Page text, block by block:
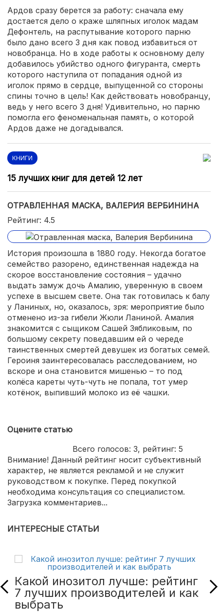
Ардов сразу берется за работу: сначала ему
достается дело о краже шляпных иголок мадам
Дефонтель, на распутывание которого парню
было дано всего 3 дня как повод избавиться от
новобранца. Но в ходе работы к основному делу
добавилось убийство одного фигуранта, смерть
которого наступила от попадания одной из
иголок прямо в сердце, выпущенной со стороны
спины точно в цель! Как действовать новобранцу,
ведь у него всего 3 дня! Удивительно, но парню
помогла его феноменальная память, о которой
Ардов даже не догадывался.
КНИГИ
15 лучших книг для детей 12 лет
ОТРАВЛЕННАЯ МАСКА, ВАЛЕРИЯ ВЕРБИНИНА
Рейтинг: 4.5
История произошла в 1880 году. Некогда богатое
семейство разорено, единственная надежда на
скорое восстановление состояния – удачно
выдать замуж дочь Амалию, уверенную в своем
успехе в высшем свете. Она так готовилась к балу
у Ланиных, но, оказалось, зря: мероприятие было
отменено из-за гибели Жюли Ланиной. Амалия
знакомится с сыщиком Сашей Зябликовым, по
большому секрету поведавшим ей о череде
таинственных смертей девушек из богатых семей.
Героиня заинтересовалась расследованием, но
вскоре и она становится мишенью – то под
колёса кареты чуть-чуть не попала, тот умер
котёнок, выпивший молоко из её чашки.
Оцените статью
Всего голосов: 3, рейтинг: 5
Внимание! Данный рейтинг носит субъективный
характер, не является рекламой и не служит
руководством к покупке. Перед покупкой
необходима консультация со специалистом.
Загрузка комментариев...
ИНТЕРЕСНЫЕ СТАТЬИ
Какой инозитол лучше: рейтинг
7 лучших производителей и как
выбрать